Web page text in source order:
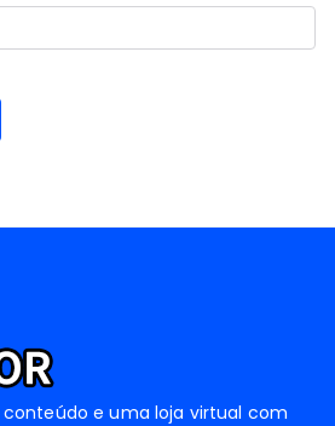
conteúdo e uma loja virtual com